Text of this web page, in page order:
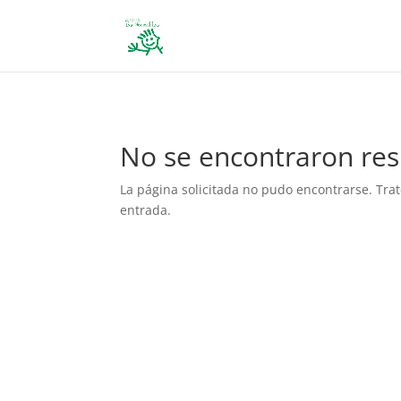
No se encontraron
La página solicitada no pudo encontrarse.
entrada.